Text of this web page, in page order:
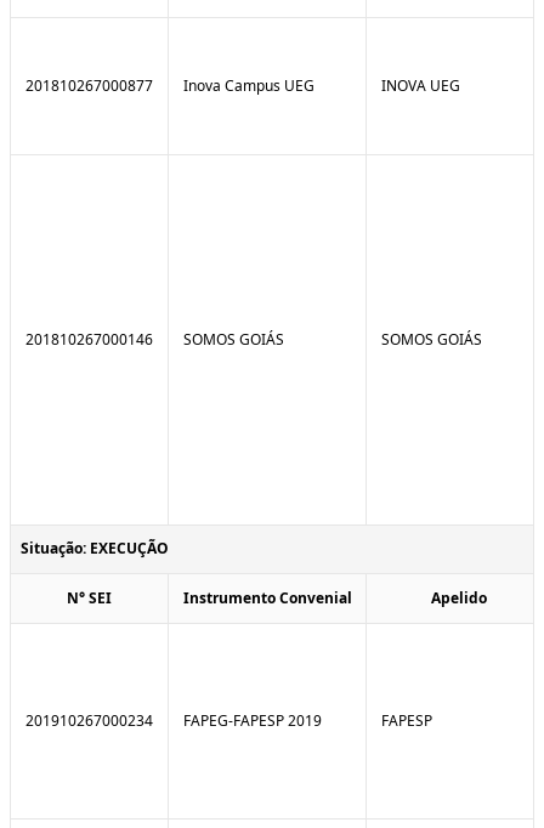
201810267000877 Inova Campus UEG INOVA UEG
201810267000146 SOMOS GOIÁS SOMOS GOIÁS
Situação: EXECUÇÃO
N° SEI Instrumento Convenial Apelido
201910267000234 FAPEG-FAPESP 2019 FAPESP